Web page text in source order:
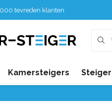
tevreden klanten
Kamersteigers